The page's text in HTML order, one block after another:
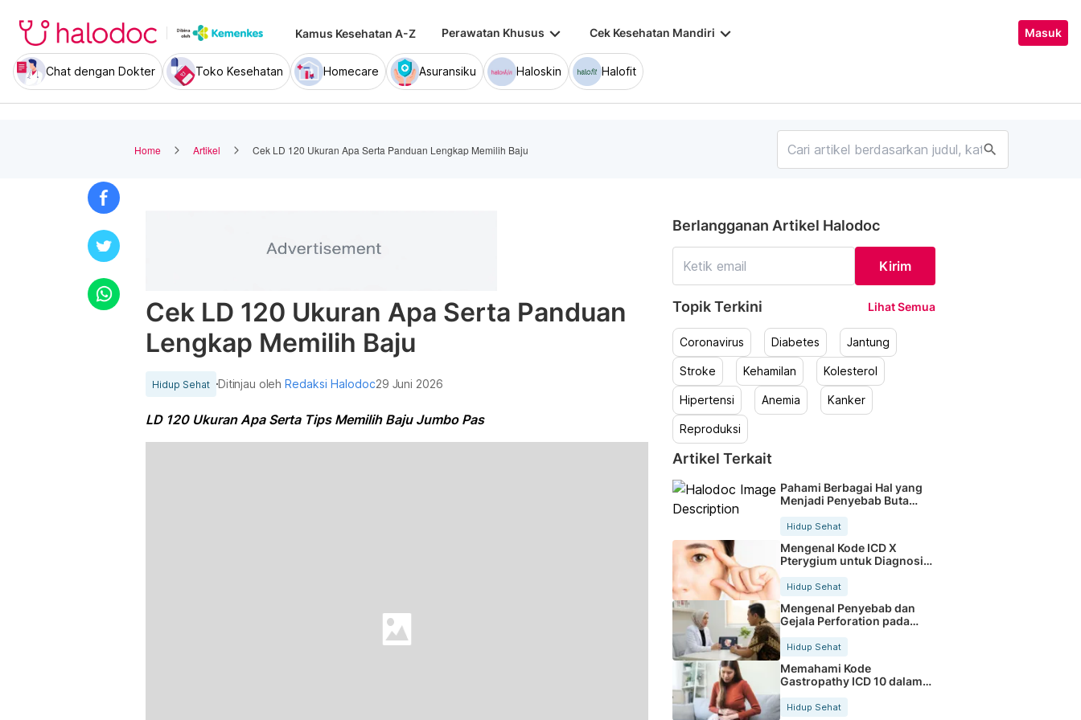
Kamus Kesehatan A-Z Perawatan Khusus keyboard_arrow_down Cek Kesehatan Mandiri keyboard_arrow_down Masuk
Chat dengan Dokter Toko Kesehatan Homecare Asuransiku Haloskin Halofit
Home Artikel Cek LD 120 Ukuran Apa Serta Panduan Lengkap Memilih Baju search
Cek LD 120 Ukuran Apa Serta Panduan
Lengkap Memilih Baju
Hidup Sehat Ditinjau olehRedaksi Halodoc29 Juni 2026
LD 120 Ukuran Apa Serta Tips Memilih Baju Jumbo Pas
Berlangganan Artikel Halodoc
Kirim
Topik Terkini Lihat Semua
Coronavirus Diabetes Jantung
Stroke Kehamilan Kolesterol
Hipertensi Anemia Kanker
Reproduksi
Artikel Terkait
Pahami Berbagai Hal yang
Menjadi Penyebab Buta
Hidup Sehat
Mengenal Kode ICD X
Pterygium untuk Diagnosis
Hidup Sehat
Mengenal Penyebab dan
Gejala Perforation pada
Tubuh
Hidup Sehat
Memahami Kode
Gastropathy ICD 10 dalam
Rekam Medis Pasien
Hidup Sehat